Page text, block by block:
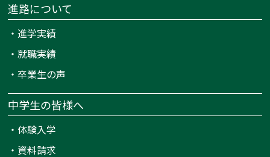
進路について
・進学実績
・就職実績
・卒業生の声
中学生の皆様へ
・ 体験入学
・ 資料請求